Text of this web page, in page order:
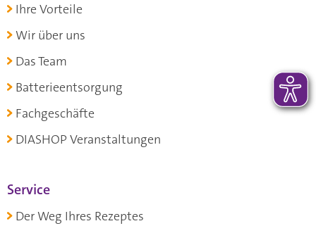
Ihre Vorteile
Wir über uns
Das Team
Batterieentsorgung
Fachgeschäfte
DIASHOP Veranstaltungen
Service
Der Weg Ihres Rezeptes